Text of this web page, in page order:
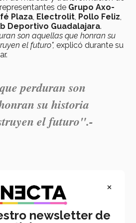
de Grupo Axo-
Plaza, Electrolit, Pollo Feliz,
Deportivo Guadalajara.
son aquellas que honran su
el futuro", explicó durante su
perduran son
su historia
el futuro".-
estuvo a cargo de
, con el acompañamiento de
×
newsletter de